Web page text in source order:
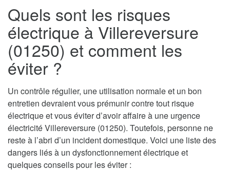
Quels sont les risques
électrique à Villereversure
(01250) et comment les
éviter ?
Un contrôle régulier, une utilisation normale et un bon
entretien devraient vous prémunir contre tout risque
électrique et vous éviter d’avoir affaire à une urgence
électricité Villereversure (01250). Toutefois, personne ne
reste à l’abri d’un incident domestique. Voici une liste des
dangers liés à un dysfonctionnement électrique et
quelques conseils pour les éviter :